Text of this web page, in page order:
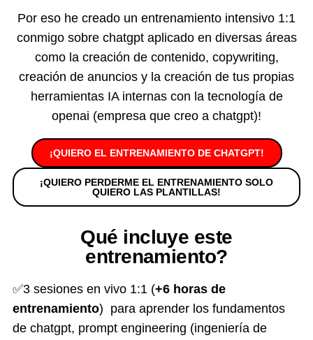
Por eso he creado un entrenamiento intensivo 1:1
conmigo sobre chatgpt aplicado en diversas áreas
como la creación de contenido, copywriting,
creación de anuncios y la creación de tus propias
herramientas IA internas con la tecnología de
openai (empresa que creo a chatgpt)!
¡QUIERO EL ENTRENAMIENTO DE CHATGPT!
¡QUIERO PERDERME EL ENTRENAMIENTO SOLO
QUIERO LAS PLANTILLAS!
Qué incluye este
entrenamiento?
✅3 sesiones en vivo 1:1 (+6 horas de
entrenamiento) para aprender los fundamentos
de chatgpt, prompt engineering (ingeniería de